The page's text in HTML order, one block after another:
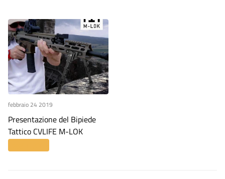
febbraio 24 2019
Presentazione del Bipiede
Tattico CVLIFE M-LOK